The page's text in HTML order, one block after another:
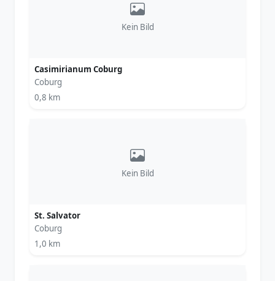
Kein Bild
Casimirianum Coburg
Coburg
0,8 km
Kein Bild
St. Salvator
Coburg
1,0 km